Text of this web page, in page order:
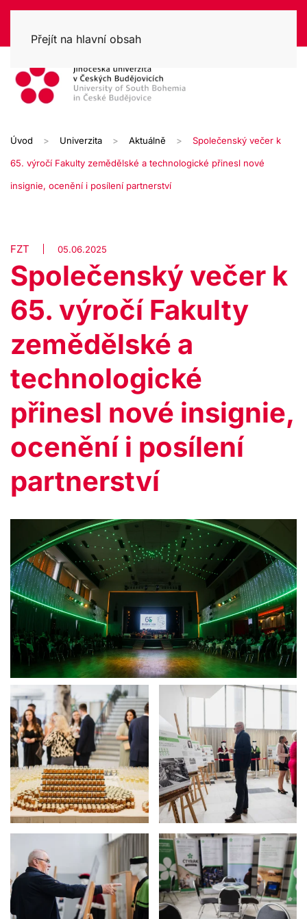
Přejít na hlavní obsah
Úvod Univerzita Aktuálně Společenský večer k
65. výročí Fakulty zemědělské a technologické přinesl nové
insignie, ocenění i posílení partnerství
FZT 05.06.2025
Společenský večer k
65. výročí Fakulty
zemědělské a
technologické
přinesl nové insignie,
ocenění i posílení
partnerství